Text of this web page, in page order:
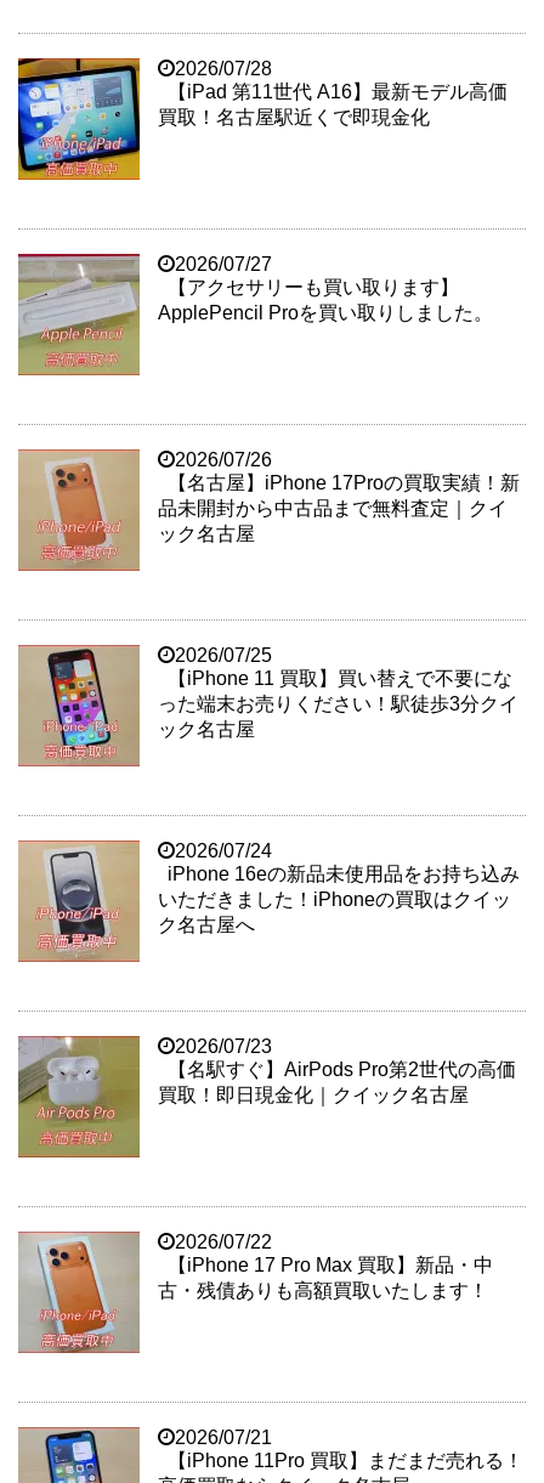
2026/07/28
【iPad 第11世代 A16】最新モデル高価
買取！名古屋駅近くで即現金化
2026/07/27
【アクセサリーも買い取ります】
ApplePencil Proを買い取りしました。
2026/07/26
【名古屋】iPhone 17Proの買取実績！新
品未開封から中古品まで無料査定｜クイ
ック名古屋
2026/07/25
【iPhone 11 買取】買い替えで不要にな
った端末お売りください！駅徒歩3分クイ
ック名古屋
2026/07/24
iPhone 16eの新品未使用品をお持ち込み
いただきました！iPhoneの買取はクイッ
ク名古屋へ
2026/07/23
【名駅すぐ】AirPods Pro第2世代の高価
買取！即日現金化｜クイック名古屋
2026/07/22
【iPhone 17 Pro Max 買取】新品・中
古・残債ありも高額買取いたします！
2026/07/21
【iPhone 11Pro 買取】まだまだ売れる！